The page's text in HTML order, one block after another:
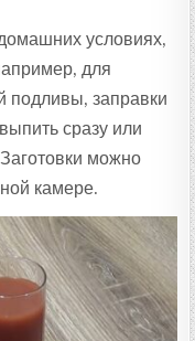
условиях,
для
подливы, заправки
сразу или
можно
камере.